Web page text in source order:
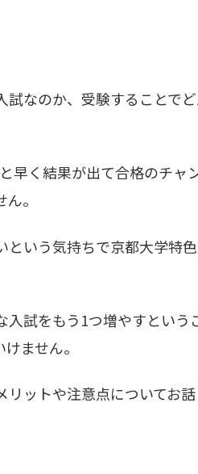
なのか、受験することで
早く結果が出て合格のチャ
。
いう気持ちで京都大学特
試をもう1つ増やすという
ません。
ットや注意点についてお